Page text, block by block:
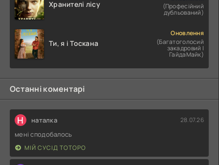
Хранителі лісу
(Професійний
дубльований)
Ти, я і Тоскана
Оновлення
(Багатоголосий
закадровий |
ГайдаМайк)
Останні коментарі
Н наталка 28.07.26
мені сподобалось
МІЙ СУСІД ТОТОРО